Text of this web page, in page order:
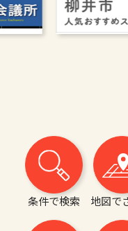
条件で検索 地図で